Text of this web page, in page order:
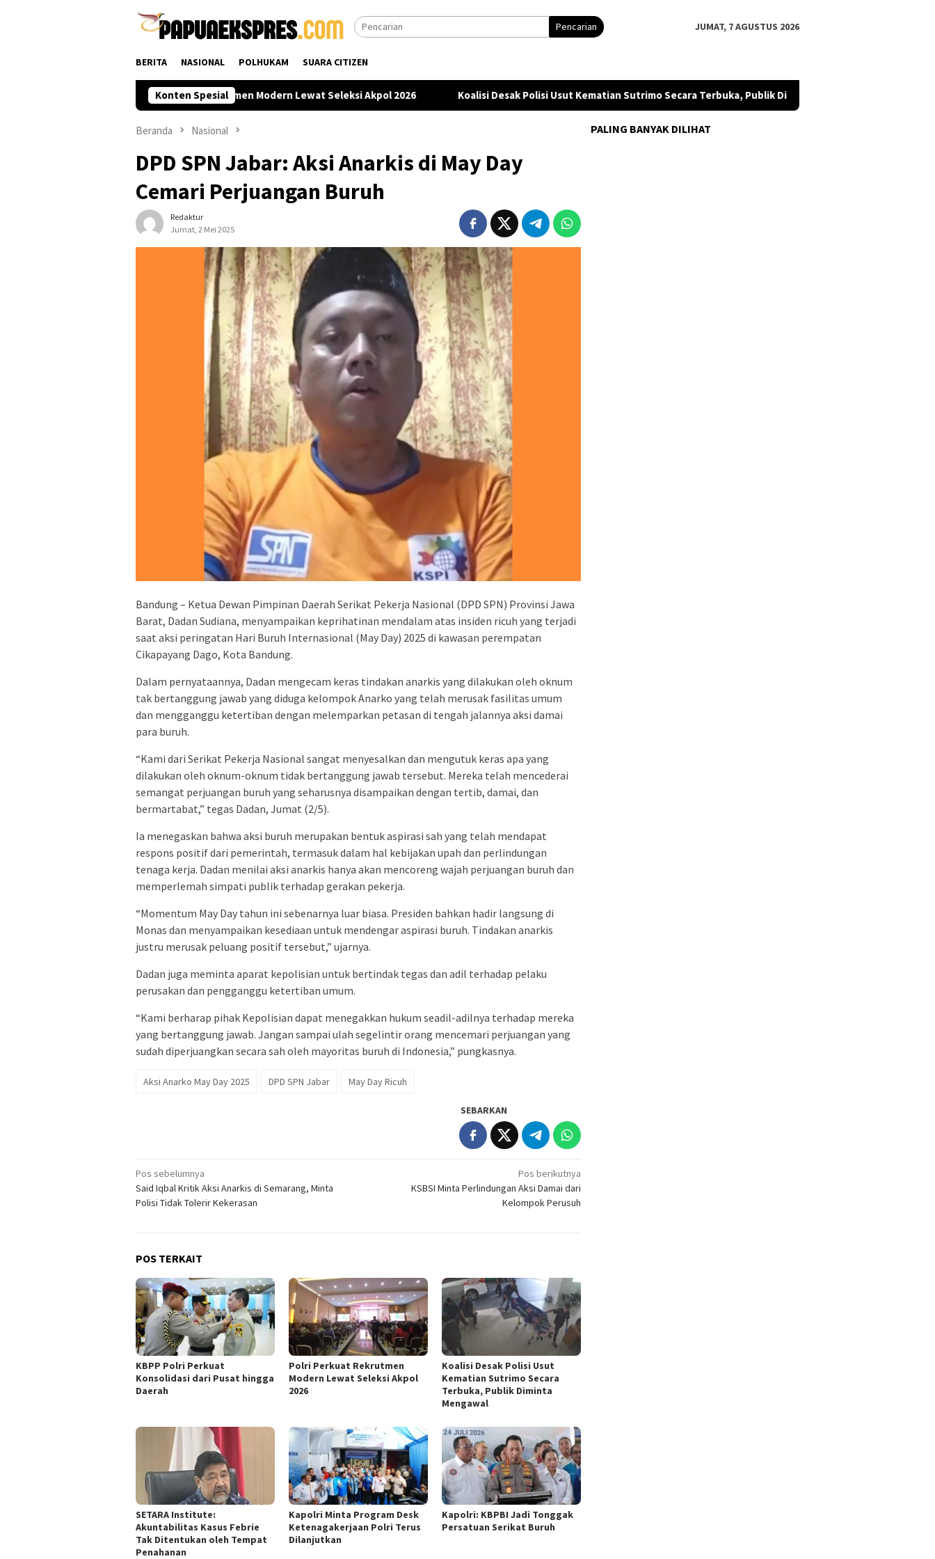
Pencarian JUMAT, 7 AGUSTUS 2026
BERITA NASIONAL POLHUKAM SUARA CITIZEN
Konten Spesial
Polri Perkuat Rekrutmen Modern Lewat Seleksi Akpol 2026 Koalisi Desak Polisi Usut Kematian Sutrimo Secara Terbuka, Publik Diminta Mengawal
Beranda Nasional
DPD SPN Jabar: Aksi Anarkis di May Day
Cemari Perjuangan Buruh
Redaktur
Jumat, 2 Mei 2025
Bandung – Ketua Dewan Pimpinan Daerah Serikat Pekerja Nasional (DPD SPN) Provinsi Jawa
Barat, Dadan Sudiana, menyampaikan keprihatinan mendalam atas insiden ricuh yang terjadi
saat aksi peringatan Hari Buruh Internasional (May Day) 2025 di kawasan perempatan
Cikapayang Dago, Kota Bandung.
Dalam pernyataannya, Dadan mengecam keras tindakan anarkis yang dilakukan oleh oknum
tak bertanggung jawab yang diduga kelompok Anarko yang telah merusak fasilitas umum
dan mengganggu ketertiban dengan melemparkan petasan di tengah jalannya aksi damai
para buruh.
“Kami dari Serikat Pekerja Nasional sangat menyesalkan dan mengutuk keras apa yang
dilakukan oleh oknum-oknum tidak bertanggung jawab tersebut. Mereka telah mencederai
semangat perjuangan buruh yang seharusnya disampaikan dengan tertib, damai, dan
bermartabat,” tegas Dadan, Jumat (2/5).
Ia menegaskan bahwa aksi buruh merupakan bentuk aspirasi sah yang telah mendapat
respons positif dari pemerintah, termasuk dalam hal kebijakan upah dan perlindungan
tenaga kerja. Dadan menilai aksi anarkis hanya akan mencoreng wajah perjuangan buruh dan
memperlemah simpati publik terhadap gerakan pekerja.
“Momentum May Day tahun ini sebenarnya luar biasa. Presiden bahkan hadir langsung di
Monas dan menyampaikan kesediaan untuk mendengar aspirasi buruh. Tindakan anarkis
justru merusak peluang positif tersebut,” ujarnya.
Dadan juga meminta aparat kepolisian untuk bertindak tegas dan adil terhadap pelaku
perusakan dan pengganggu ketertiban umum.
“Kami berharap pihak Kepolisian dapat menegakkan hukum seadil-adilnya terhadap mereka
yang bertanggung jawab. Jangan sampai ulah segelintir orang mencemari perjuangan yang
sudah diperjuangkan secara sah oleh mayoritas buruh di Indonesia,” pungkasnya.
Aksi Anarko May Day 2025 DPD SPN Jabar May Day Ricuh
SEBARKAN
Navigasi
pos
Pos sebelumnya
Said Iqbal Kritik Aksi Anarkis di Semarang, Minta
Polisi Tidak Tolerir Kekerasan
Pos berikutnya
KSBSI Minta Perlindungan Aksi Damai dari
Kelompok Perusuh
POS TERKAIT
KBPP Polri Perkuat
Konsolidasi dari Pusat hingga
Daerah
Polri Perkuat Rekrutmen
Modern Lewat Seleksi Akpol
2026
Koalisi Desak Polisi Usut
Kematian Sutrimo Secara
Terbuka, Publik Diminta
Mengawal
SETARA Institute:
Akuntabilitas Kasus Febrie
Tak Ditentukan oleh Tempat
Penahanan
Kapolri Minta Program Desk
Ketenagakerjaan Polri Terus
Dilanjutkan
Kapolri: KBPBI Jadi Tonggak
Persatuan Serikat Buruh
PALING BANYAK DILIHAT